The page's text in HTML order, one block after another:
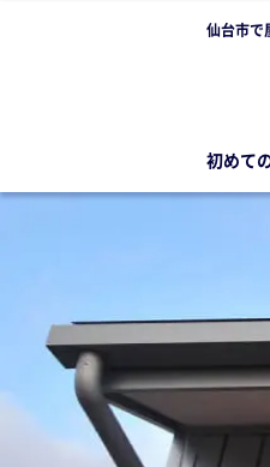
仙台市で
初めて